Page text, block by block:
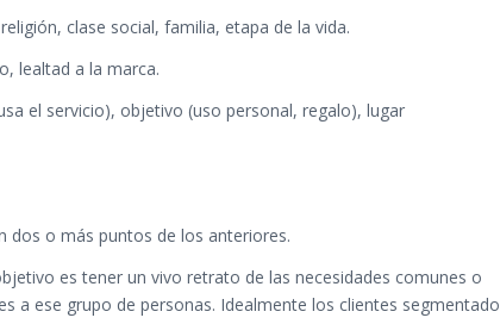
clase social, familia, etapa de la vida.
lealtad a la marca.
el servicio), objetivo (uso personal, regalo), lugar
dos o más puntos de los anteriores.
es tener un vivo retrato de las necesidades comunes o
a ese grupo de personas. Idealmente los clientes